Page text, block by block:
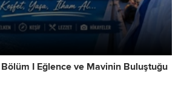
I Eğlence ve Mavinin Buluştuğu